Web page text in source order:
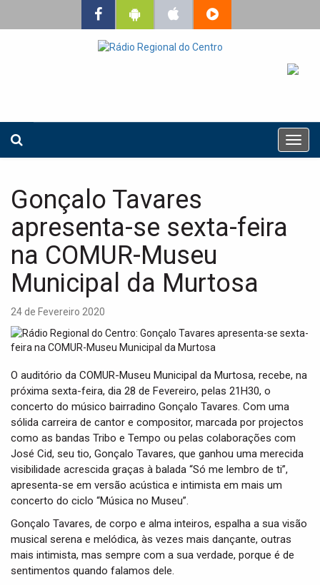
T
o
i
Gonçalo Tavares
apresenta-se sexta-feira
na COMUR-Museu
Municipal da Murtosa
24 de Fevereiro 2020
O auditório da COMUR-Museu Municipal da Murtosa, recebe, na
próxima sexta-feira, dia 28 de Fevereiro, pelas 21H30, o
concerto do músico bairradino Gonçalo Tavares. Com uma
sólida carreira de cantor e compositor, marcada por projectos
como as bandas Tribo e Tempo ou pelas colaborações com
José Cid, seu tio, Gonçalo Tavares, que ganhou uma merecida
visibilidade acrescida graças à balada “Só me lembro de ti”,
apresenta-se em versão acústica e intimista em mais um
concerto do ciclo “Música no Museu”.
Gonçalo Tavares, de corpo e alma inteiros, espalha a sua visão
musical serena e melódica, às vezes mais dançante, outras
mais intimista, mas sempre com a sua verdade, porque é de
sentimentos quando falamos dele.